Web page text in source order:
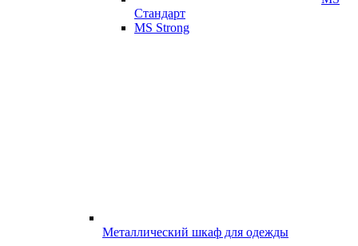
Стандарт
MS Strong
Металлический шкаф для одежды